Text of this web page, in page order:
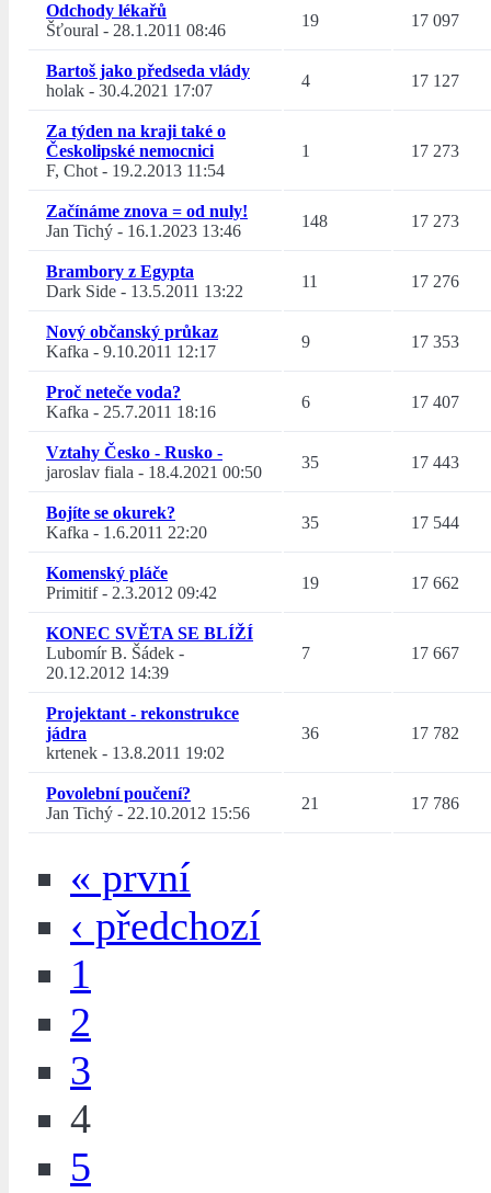
Odchody lékařů
Šťoural - 28.1.2011 08:46
19 17 097
Bartoš jako předseda vlády
holak - 30.4.2021 17:07
4 17 127
Za týden na kraji také o
Českolipské nemocnici
F, Chot- 19.2.2013 11:54
1 17 273
Začínáme znova = od nuly!
Jan Tichý - 16.1.2023 13:46
148 17 273
Brambory z Egypta
Dark Side - 13.5.2011 13:22
11 17 276
Nový občanský průkaz
Kafka - 9.10.2011 12:17
9 17 353
Proč neteče voda?
Kafka - 25.7.2011 18:16
6 17 407
Vztahy Česko - Rusko -
jaroslav fiala - 18.4.2021 00:50
35 17 443
Bojíte se okurek?
Kafka - 1.6.2011 22:20
35 17 544
Komenský pláče
Primitif- 2.3.2012 09:42
19 17 662
KONEC SVĚTA SE BLÍŽÍ
Lubomír B. Šádek -
20.12.2012 14:39
7 17 667
Projektant - rekonstrukce
jádra
krtenek - 13.8.2011 19:02
36 17 782
Povolební poučení?
Jan Tichý - 22.10.2012 15:56
21 17 786
« první
‹ předchozí
1
2
3
4
5